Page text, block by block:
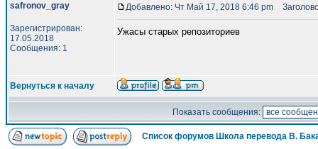
safronov_gray
Зарегистрирован:
17.05.2018
Сообщения: 1
Добавлено: Чт Май 17, 2018 6:46 pm
Ужасы старых репозиториев
Вернуться к началу
Показать сообщения:
Список форумов Школа перевода В.